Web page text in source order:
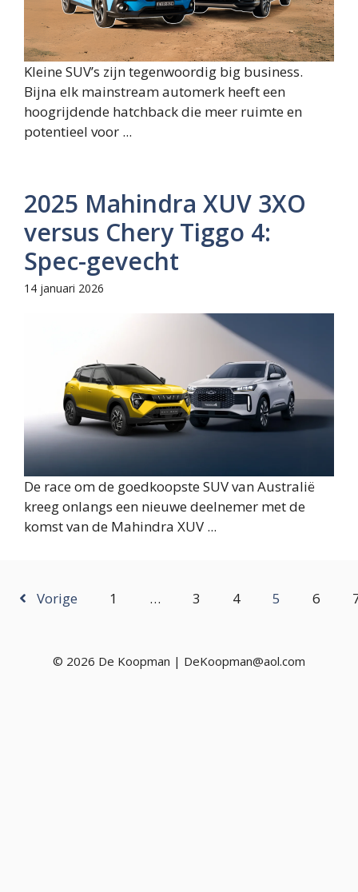
Kleine SUV’s zijn tegenwoordig big business.
Bijna elk mainstream automerk heeft een
hoogrijdende hatchback die meer ruimte en
potentieel voor ...
2025 Mahindra XUV 3XO
versus Chery Tiggo 4:
Spec-gevecht
14 januari 2026
De race om de goedkoopste SUV van Australië
kreeg onlangs een nieuwe deelnemer met de
komst van de Mahindra XUV ...
Vorige 1 … 3 4 5 6
© 2026 De Koopman | DeKoopman@aol.com